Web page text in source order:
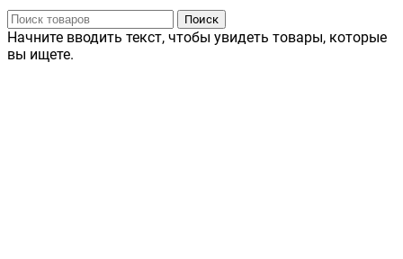
Поиск
Начните вводить текст, чтобы увидеть товары, которые
вы ищете.